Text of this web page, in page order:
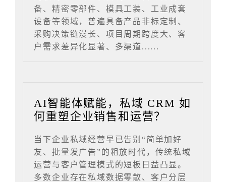
备、精密零部件、模具工装、工业成套
设备等领域，普遍具备产品非标定制、
采购决策链漫长、项目周期跨度大、客
户需求差异化显著、多渠道......
AI智能体赋能，私域 CRM 如
何重塑企业销售和运营？
当下企业私域经营早已告别“简单加好
友、批量发广告”的粗放时代，传统私域
运营与客户管理模式的短板日益凸显。
多数企业存在私域数据零散、客户分层